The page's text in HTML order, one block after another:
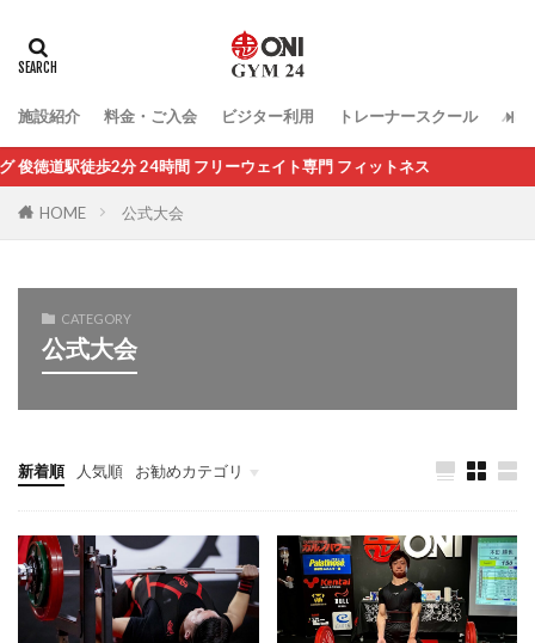
施設紹介 料金・ご入会 ビジター利用 トレーナースクール パ
2分 24時間 フリーウェイト専門 フィットネス
HOME 公式大会
CATEGORY
公式大会
新着順 人気順 お勧めカテゴリ
未分類